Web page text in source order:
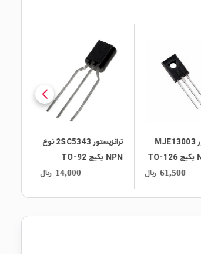
ترانزیستور MJE13003
61,500 ریال
ترانزیستور 2SC5343 نوع
NPN پکیج TO-92
14,000 ریال